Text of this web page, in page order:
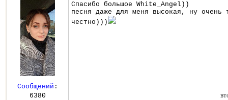
Спасибо большое White_Angel))
песня даже для меня высокая, ну очень
честно)))
Сообщений :
6380